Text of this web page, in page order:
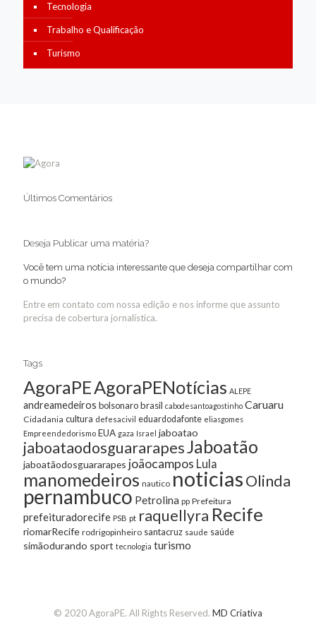
Tecnologia
Trabalho e Qualificação
Turismo
Últimos Comentários
Deseja Publicar uma matéria?
Você tem uma notícia interessante que deseja compartilhar com
o mundo?
Entre em contato com nossa edição e nos informe que assunto
precisa de cobertura jornalística.
Tags
AgoraPEAgoraPENotícias ALEPE
andreamedeiros bolsonarobrasil cabodesantoagostinho Caruaru
Cidadania cultura defesacivil eduardodafonte eliasgomes
Empreendedorismo EUA gaza Israel jaboatao
jaboataodosguararapesJaboatão
jaboatãodosguararapes joãocampos Lula
manomedeiros nautico noticiasOlinda
pernambuco Petrolina pp Prefeitura
prefeituradorecife PSB pt raquellyra Recife
riomarRecife rodrigopinheiro santacruz saude saúde
simãodurando sport tecnologia turismo
© 2020 AgoraPE. All Rights Reserved. MD Criativa